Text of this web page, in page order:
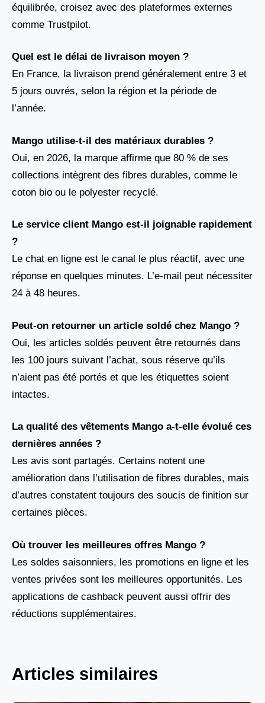
équilibrée, croisez avec des plateformes externes
comme Trustpilot.
Quel est le délai de livraison moyen ?
En France, la livraison prend généralement entre 3 et
5 jours ouvrés, selon la région et la période de
l’année.
Mango utilise-t-il des matériaux durables ?
Oui, en 2026, la marque affirme que 80 % de ses
collections intègrent des fibres durables, comme le
coton bio ou le polyester recyclé.
Le service client Mango est-il joignable rapidement
?
Le chat en ligne est le canal le plus réactif, avec une
réponse en quelques minutes. L’e-mail peut nécessiter
24 à 48 heures.
Peut-on retourner un article soldé chez Mango ?
Oui, les articles soldés peuvent être retournés dans
les 100 jours suivant l’achat, sous réserve qu’ils
n’aient pas été portés et que les étiquettes soient
intactes.
La qualité des vêtements Mango a-t-elle évolué ces
dernières années ?
Les avis sont partagés. Certains notent une
amélioration dans l’utilisation de fibres durables, mais
d’autres constatent toujours des soucis de finition sur
certaines pièces.
Où trouver les meilleures offres Mango ?
Les soldes saisonniers, les promotions en ligne et les
ventes privées sont les meilleures opportunités. Les
applications de cashback peuvent aussi offrir des
réductions supplémentaires.
Articles similaires